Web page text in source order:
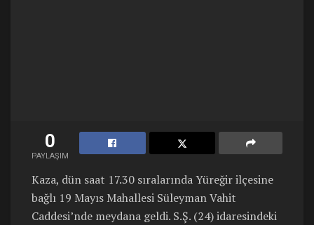
0
PAYLAŞIM
Kaza, dün saat 17.30 sıralarında Yüreğir ilçesine
bağlı 19 Mayıs Mahallesi Süleyman Vahit
Caddesi’nde meydana geldi. S.Ş. (24) idaresindeki